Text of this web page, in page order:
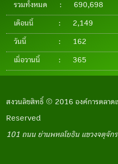
รวมทั้งหมด : 690,698
เดือนนี้ : 2,149
วันนี้ : 162
เมื่อวานนี้ : 365
สงวนลิขสิทธิ์ © 2016 องค์การตลาด
Reserved
101 ถนน ย่านพหลโยธิน แขวงจตุจัก